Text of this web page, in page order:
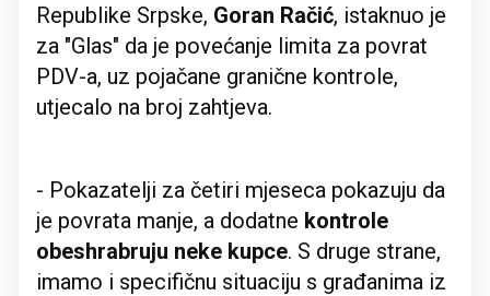
Republike Srpske, Goran Račić, istaknuo je
za "Glas" da je povećanje limita za povrat
PDV-a, uz pojačane granične kontrole,
utjecalo na broj zahtjeva.
- Pokazatelji za četiri mjeseca pokazuju da
je povrata manje, a dodatne kontrole
obeshrabruju neke kupce. S druge strane,
imamo i specifičnu situaciju s građanima iz